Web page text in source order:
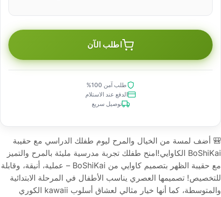
اطلب الآن
طلب آمن 100%
الدفع عند الاستلام
توصيل سريع
🎒 أضف لمسة من الخيال والمرح ليوم طفلك الدراسي مع حقيبة
BoShiKai الكاوايي!امنح طفلك تجربة مدرسية مليئة بالمرح والتميز
مع حقيبة الظهر بتصميم كاوايي من BoShiKai – عملية، أنيقة، وقابلة
للتخصيص! تصميمها العصري يناسب الأطفال في المرحلة الابتدائية
والمتوسطة، كما أنها خيار مثالي لعشاق أسلوب kawaii الكوري